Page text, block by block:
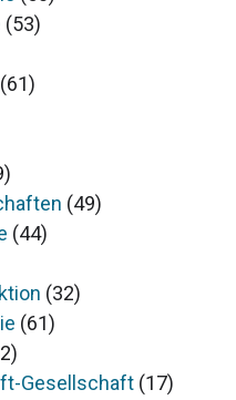
(53)
(61)
(49)
(44)
(32)
(61)
Gesellschaft (17)